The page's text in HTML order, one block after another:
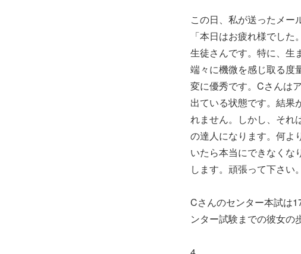
この日、私が送ったメー
「本日はお疲れ様でし
生徒さんです。特に、生
端々に機微を感じ取る度
変に優秀です。Cさんは
出ている状態です。結果
れません。しかし、それ
の達人になります。何よ
いたら本当にできなくな
します。頑張って下さい
Cさんのセンター本試は
ンター試験までの彼女の